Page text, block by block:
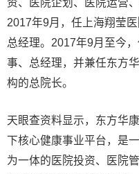
资、医院企划、医院运营
2017年9月，任上海翔莹
总经理。2017年9月至今
事、总经理，并兼任东方
构的总院长。
天眼查资料显示，东方华
下核心健康事业平台，是
为一体的医院投资、医院